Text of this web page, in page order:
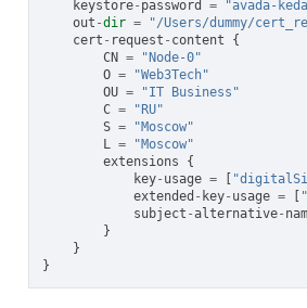
keystore- password =
"avada-
out -dir = "/Users/dummy/
cert - request - content
{
CN =
"Node-0"
O =
"Web3Tech"
OU =
"IT Business"
C =
"RU"
S =
"Moscow"
L =
"Moscow"
extensions
{
key- usage = [
extended - key- usage = [
subject -alternative-
}
}
}